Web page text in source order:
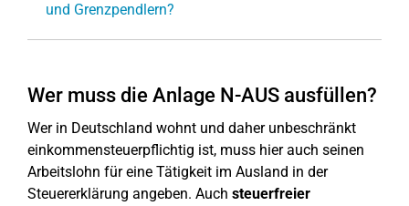
und Grenzpendlern?
Wer muss die Anlage N-AUS ausfüllen?
Wer in Deutschland wohnt und daher unbeschränkt
einkommensteuerpflichtig ist, muss hier auch seinen
Arbeitslohn für eine Tätigkeit im Ausland in der
Steuererklärung angeben. Auch steuerfreier